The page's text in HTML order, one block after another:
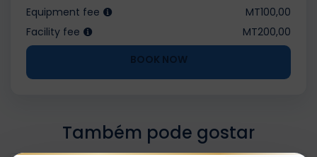
Equipment fee
MT100,00
Facility fee
MT200,00
BOOK NOW
Também pode gostar